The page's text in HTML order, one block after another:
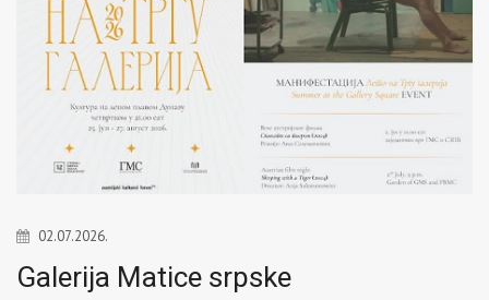
02.07.2026.
Galerija Matice srpske